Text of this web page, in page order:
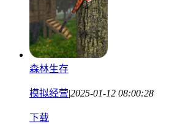
森林生存
模拟经营|2025-01-12 08:00:28
下载